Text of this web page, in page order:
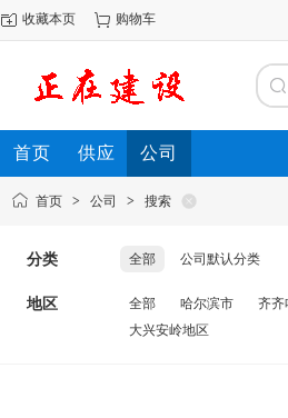
收藏本页 购物车
首页 供应 公司
首页 > 公司 > 搜索
分类 全部 公司默认分类
地区 全部 哈尔滨市 齐齐
大兴安岭地区